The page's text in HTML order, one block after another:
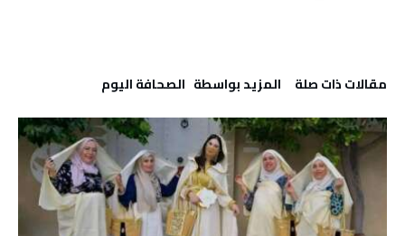
‫مقالات ذات صلة‬ ‫‫المزيد بواسطة‬ ‬ ‭ ‬الصحافة‭ ‬اليوم